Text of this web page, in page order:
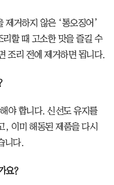
제거하지 않은 ‘통오징어’
할 때 고소한 맛을 즐길 수
조리 전에 제거하면 됩니다.
야 합니다. 신선도 유지를
, 이미 해동된 제품을 다시
니다.
요?